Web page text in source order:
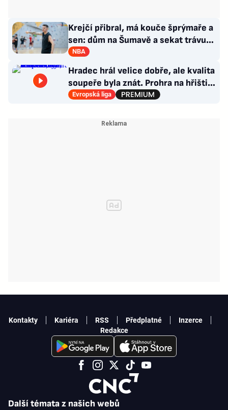
Krejčí přibral, má kouče šprýmaře a
sen: dům na Šumavě a sekat trávu
jako Forrest Gump
NBA
Hradec hrál velice dobře, ale kvalita
soupeře byla znát. Prohra na hřišti,
výhra v hledišti
Evropská liga
Další témata z našich webů
Kontakty Kariéra RSS Předplatné
Inzerce
Redakce